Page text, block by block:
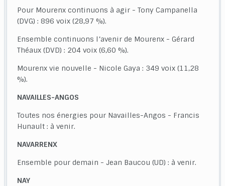
Pour Mourenx continuons à agir - Tony Campanella
(DVG) : 896 voix (28,97 %).
Ensemble continuons l’avenir de Mourenx - Gérard
Théaux (DVD) : 204 voix (6,60 %).
Mourenx vie nouvelle - Nicole Gaya : 349 voix (11,28
%).
NAVAILLES-ANGOS
Toutes nos énergies pour Navailles-Angos - Francis
Hunault : à venir.
NAVARRENX
Ensemble pour demain - Jean Baucou (UD) : à venir.
NAY